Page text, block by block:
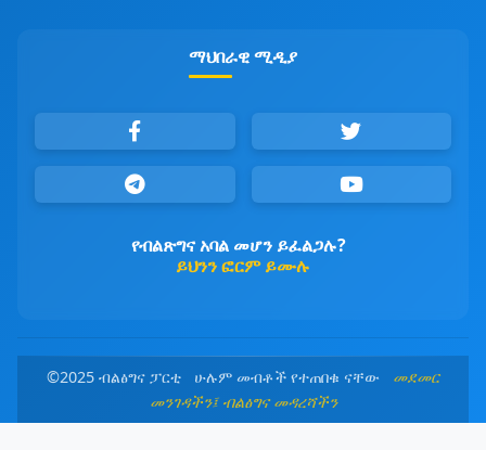
ማህበራዊ ሚዲያ
የብልጽግና አባል መሆን ይፈልጋሉ?
ይህንን ፎርም ይሙሉ
©2025 ብልፅግና ፓርቲ ሁሉም መብቶች የተጠበቁ ናቸው መደመር
መንገዳችን፤ ብልፅግና መዳረሻችን